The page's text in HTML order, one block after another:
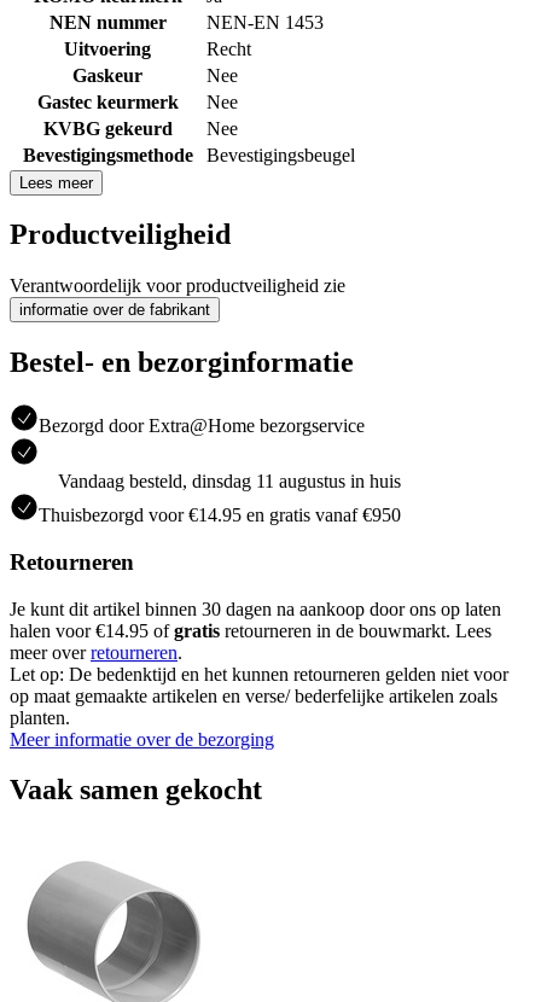
NEN nummer
NEN-EN 1453
Uitvoering
Recht
Gaskeur
Nee
Gastec keurmerk
Nee
KVBG gekeurd
Nee
Bevestigingsmethode
Bevestigingsbeugel
Lees meer
Productveiligheid
Verantwoordelijk voor productveiligheid zie
informatie over de fabrikant
Bestel- en bezorginformatie
Bezorgd door Extra@Home bezorgservice
Vandaag besteld, dinsdag 11 augustus in huis
Thuisbezorgd voor €14.95 en gratis vanaf €950
Retourneren
Je kunt dit artikel binnen 30 dagen na aankoop door ons op laten
halen voor €14.95 ofgratis retourneren in de bouwmarkt. Lees
meer overretourneren.
Let op: De bedenktijd en het kunnen retourneren gelden niet voor
op maat gemaakte artikelen en verse/ bederfelijke artikelen zoals
planten.
Meer informatie over de bezorging
Vaak samen gekocht